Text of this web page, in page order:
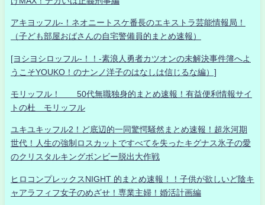
アキヨッフル-！ネオニートスケ番長のエキストラ芸能情報局！
（子ども部屋おばさんの自宅警備員的まとめ速報）
[ヨシヨシロッフル-！！-素浪人勇者カツオンの未解決事件簿へよ
うこそYOUKO！のナンノ洋子のはなしは信じるな編）]
モリッフル！ 50代無職独身的まとめ速報！有益便利情報サイ
トの杜 モリッフル
ユキユキッフル2！ど底辺的一同驚愕騒然まとめ速報！超氷河期
世代！人生の強制ロスカットですべてを失ったキグナス氷子の愛
のクリスタルキングボンビー脱出大作戦
ヒロコンプレックスNIGHT 的まとめ速報！！子供が欲しいど陰キ
ャアラフィフ女子のめざせ！専業主婦！婚活計画編